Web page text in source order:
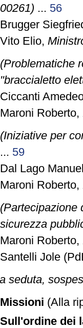
00261) ... 56
Brugger
Vito Elio,
(Problematiche
"braccialetto
Ciccanti
Maroni Roberto,
(Iniziative per
... 59
Dal Lago
Maroni Roberto,
(Partecipazione
sicurezza
Maroni Roberto,
Santelli Jole
seduta,
Missioni (Alla
Sull'ordine dei